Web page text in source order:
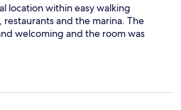
location within easy walking
and the marina. The
welcoming and the room was